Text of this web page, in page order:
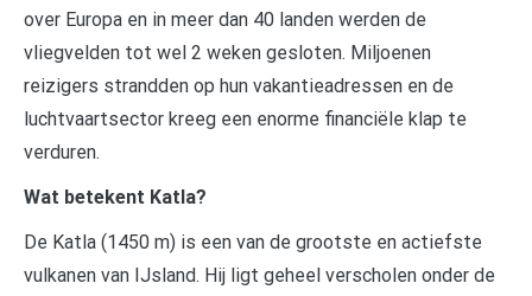
over Europa en in meer dan 40 landen werden de
vliegvelden tot wel 2 weken gesloten. Miljoenen
reizigers strandden op hun vakantieadressen en de
luchtvaartsector kreeg een enorme financiële klap te
verduren.
Wat betekent Katla?
De Katla (1450 m) is een van de grootste en actiefste
vulkanen van IJsland. Hij ligt geheel verscholen onder de